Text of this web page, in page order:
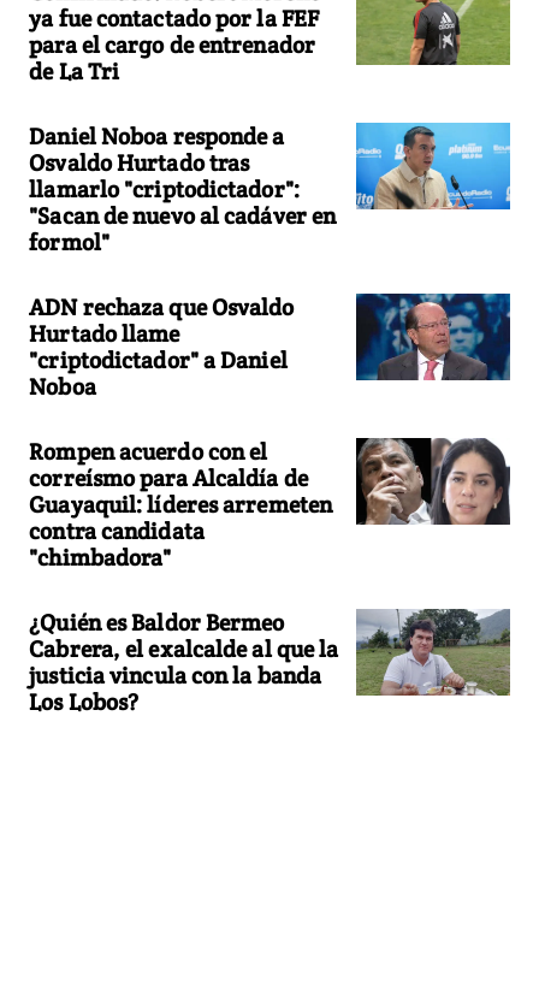
ya fue contactado por la FEF
para el cargo de entrenador
de La Tri
Daniel Noboa responde a
Osvaldo Hurtado tras
llamarlo "criptodictador":
"Sacan de nuevo al cadáver en
formol"
ADN rechaza que Osvaldo
Hurtado llame
"criptodictador" a Daniel
Noboa
Rompen acuerdo con el
correísmo para Alcaldía de
Guayaquil: líderes arremeten
contra candidata
"chimbadora"
¿Quién es Baldor Bermeo
Cabrera, el exalcalde al que la
justicia vincula con la banda
Los Lobos?